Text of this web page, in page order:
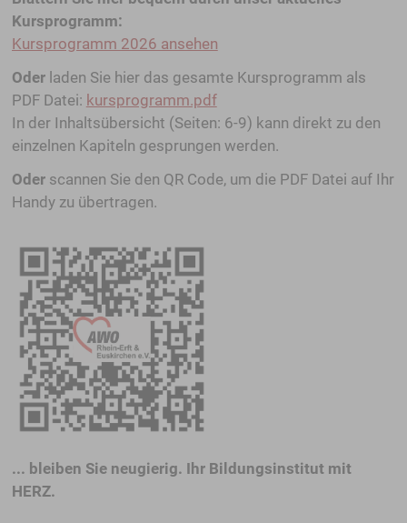
Kursprogramm:
Kursprogramm 2026 ansehen
Oderladen Sie hier das gesamte Kursprogramm als
PDF Datei: kursprogramm.pdf
In der Inhaltsübersicht (Seiten: 6-9) kann direkt zu den
einzelnen Kapiteln gesprungen werden.
Oderscannen Sie den QR Code, um die PDF Datei auf Ihr
Handy zu übertragen.
... bleiben Sie neugierig. Ihr Bildungsinstitut mit
HERZ.